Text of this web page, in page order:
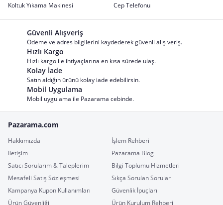
Koltuk Yıkama Makinesi
Cep Telefonu
Güvenli Alışveriş
Ödeme ve adres bilgilerini kaydederek güvenli alış veriş.
Hızlı Kargo
Hızlı kargo ile ihtiyaçlarına en kısa sürede ulaş.
Kolay İade
Satın aldığın ürünü kolay iade edebilirsin.
Mobil Uygulama
Mobil uygulama ile Pazarama cebinde.
Pazarama.com
Hakkımızda
İşlem Rehberi
İletişim
Pazarama Blog
Satıcı Sorularım & Taleplerim
Bilgi Toplumu Hizmetleri
Mesafeli Satış Sözleşmesi
Sıkça Sorulan Sorular
Kampanya Kupon Kullanımları
Güvenlik İpuçları
Ürün Güvenliği
Ürün Kurulum Rehberi